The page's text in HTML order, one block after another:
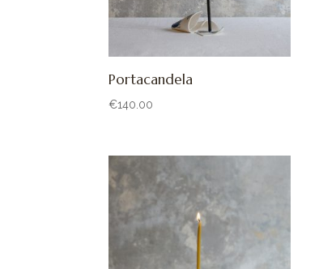
Portacandela
€140.00